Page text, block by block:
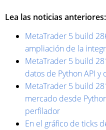
Lea las noticias anteriores:
MetaTrader 5 build
ampliación de la
MetaTrader 5 build
datos de Python API y
MetaTrader 5 build
mercado desde
perfilador
En el gráfico de ticks